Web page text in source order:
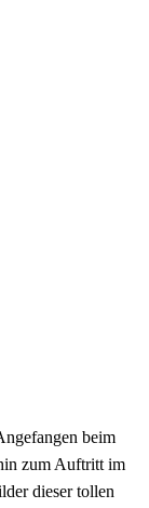
beim
zum Auftritt im
dieser tollen